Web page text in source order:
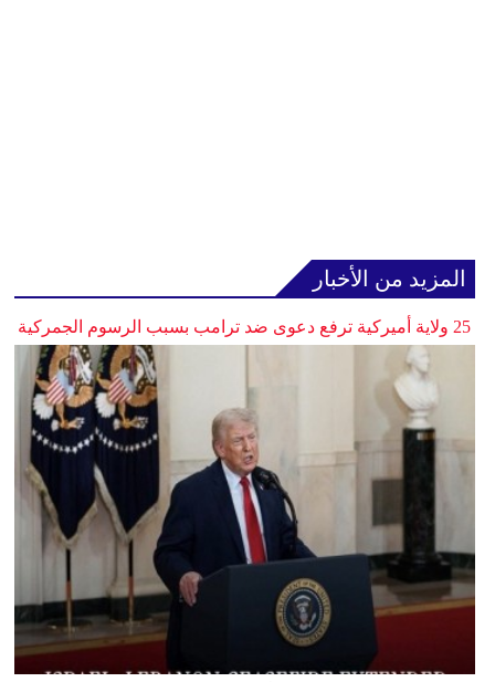
المزيد من الأخبار
25 ولاية أميركية ترفع دعوى ضد ترامب بسبب الرسوم الجمركية